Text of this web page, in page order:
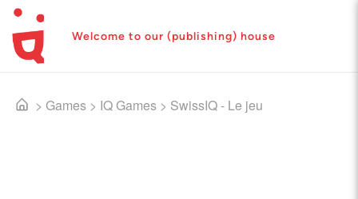
Welcome to our (publishing) house
> Games > IQ Games > SwissIQ - Le jeu